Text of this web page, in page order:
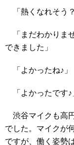
「熱くなれそう？
「まだわかりま
できました」
「よかったね♪」
「よかったです♪
渋谷マイクも高
でした。マイクが
ですが、働く姿勢